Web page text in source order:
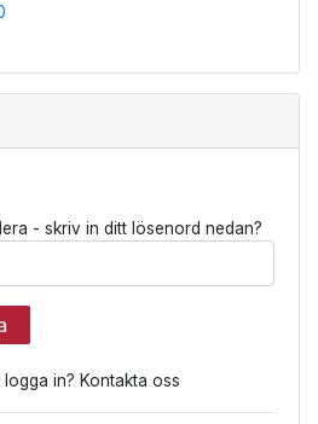
- skriv in ditt lösenord nedan?
in? Kontakta oss